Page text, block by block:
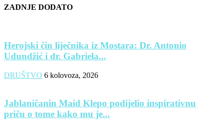
ZADNJE DODATO
Herojski čin liječnika iz Mostara: Dr. Antonio
Udundžić i dr. Gabriela...
DRUŠTVO 6 kolovoza, 2026
Jablaničanin Maid Klepo podijelio inspirativnu
priču o tome kako mu je...